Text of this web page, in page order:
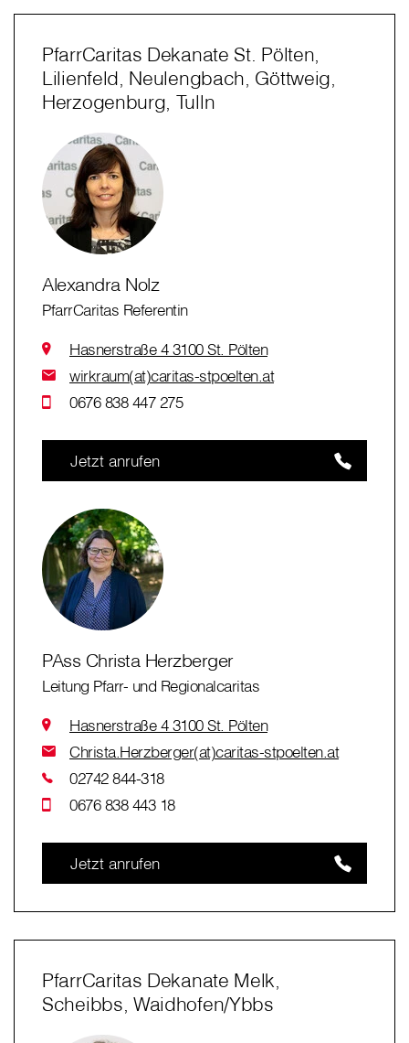
PfarrCaritas Dekanate St. Pölten,
Lilienfeld, Neulengbach, Göttweig,
Herzogenburg, Tulln
Alexandra Nolz
PfarrCaritas Referentin
Hasnerstraße 4 3100 St. Pölten
wirkraum(at)caritas-stpoelten.at
0676 838 447 275
Jetzt anrufen
PAss Christa Herzberger
Leitung Pfarr- und Regionalcaritas
Hasnerstraße 4 3100 St. Pölten
Christa.Herzberger(at)caritas-stpoelten.at
02742 844-318
0676 838 443 18
Jetzt anrufen
PfarrCaritas Dekanate Melk,
Scheibbs, Waidhofen/Ybbs